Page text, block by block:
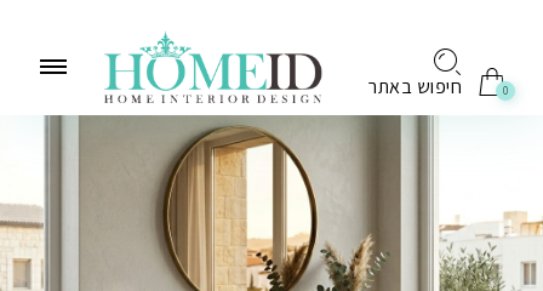
חיפוש באתר 0